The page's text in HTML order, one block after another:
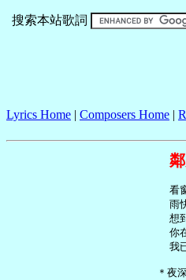
搜索本站歌詞
Lyrics Home | Composers Home |
看
雨
想
你
我
＊夜